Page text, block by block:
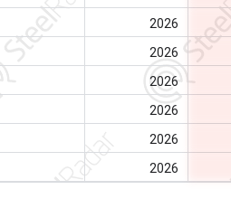
2026
2026
2026
2026
2026
2026